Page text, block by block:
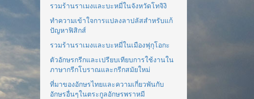
รวมร้านราเมงและบะหมี่ในจังหวัดโทจิงิ
ทำความเข้าใจการแปลงลาปลัสสำหรับแก้
ปัญหาฟิสิกส์
รวมร้านราเมงและบะหมี่ในเมืองฟุกุโอกะ
ตัวอักษรกรีกและเปรียบเทียบการใช้งานใน
ภาษากรีกโบราณและกรีกสมัยใหม่
ที่มาของอักษรไทยและความเกี่ยวพันกับ
อักษรอื่นๆในตระกูลอักษรพราหมี